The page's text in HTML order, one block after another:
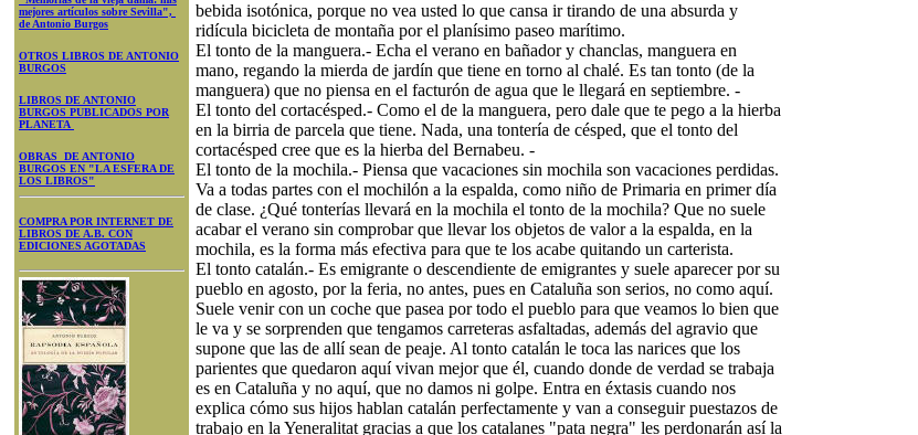
mejores artículos sobre Sevilla",
de Antonio Burgos
OTROS LIBROS DE ANTONIO
BURGOS
LIBROS DE ANTONIO
BURGOS PUBLICADOS POR
PLANETA
OBRAS DE ANTONIO
BURGOS EN "LA ESFERA DE
LOS LIBROS"
COMPRA POR INTERNET DE
LIBROS DE A.B. CON
EDICIONES AGOTADAS
bebida isotónica, porque no vea usted lo que cansa ir tirando de una absurda y
ridícula bicicleta de montaña por el planísimo paseo marítimo.
El tonto de la manguera.- Echa el verano en bañador y chanclas, manguera en
mano, regando la mierda de jardín que tiene en torno al chalé. Es tan tonto (de la
manguera) que no piensa en el facturón de agua que le llegará en septiembre. -
El tonto del cortacésped.- Como el de la manguera, pero dale que te pego a la hierba
en la birria de parcela que tiene. Nada, una tontería de césped, que el tonto del
cortacésped cree que es la hierba del Bernabeu. -
El tonto de la mochila.- Piensa que vacaciones sin mochila son vacaciones perdidas.
Va a todas partes con el mochilón a la espalda, como niño de Primaria en primer día
de clase. ¿Qué tonterías llevará en la mochila el tonto de la mochila? Que no suele
acabar el verano sin comprobar que llevar los objetos de valor a la espalda, en la
mochila, es la forma más efectiva para que te los acabe quitando un carterista.
El tonto catalán.- Es emigrante o descendiente de emigrantes y suele aparecer por su
pueblo en agosto, por la feria, no antes, pues en Cataluña son serios, no como aquí.
Suele venir con un coche que pasea por todo el pueblo para que veamos lo bien que
le va y se sorprenden que tengamos carreteras asfaltadas, además del agravio que
supone que las de allí sean de peaje. Al tonto catalán le toca las narices que los
parientes que quedaron aquí vivan mejor que él, cuando donde de verdad se trabaja
es en Cataluña y no aquí, que no damos ni golpe. Entra en éxtasis cuando nos
explica cómo sus hijos hablan catalán perfectamente y van a conseguir puestazos de
trabajo en la Yeneralitat gracias a que los catalanes "pata negra" les perdonarán así la